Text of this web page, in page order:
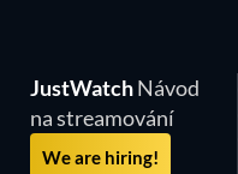
JustWatchNávod
na streamování
We are hiring!